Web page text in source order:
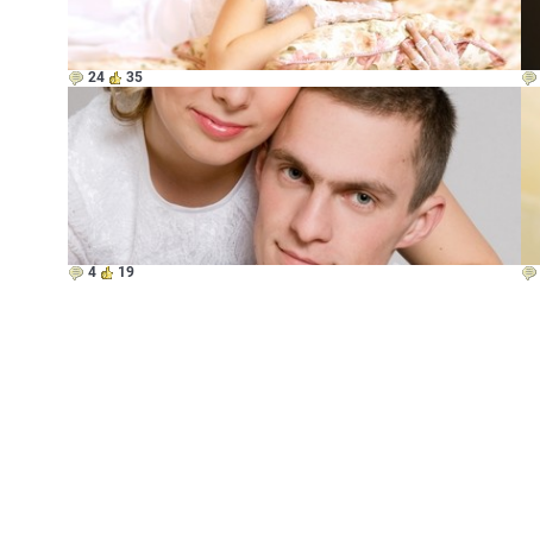
24 35
4 19